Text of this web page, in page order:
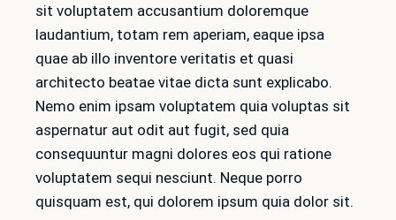
sit voluptatem accusantium doloremque
laudantium, totam rem aperiam, eaque ipsa
quae ab illo inventore veritatis et quasi
architecto beatae vitae dicta sunt explicabo.
Nemo enim ipsam voluptatem quia voluptas sit
aspernatur aut odit aut fugit, sed quia
consequuntur magni dolores eos qui ratione
voluptatem sequi nesciunt. Neque porro
quisquam est, qui dolorem ipsum quia dolor sit.